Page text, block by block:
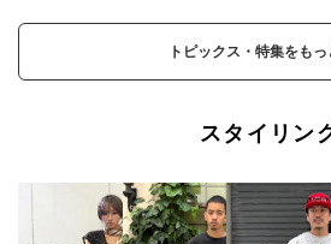
トピックス・特集をも
スタイリン